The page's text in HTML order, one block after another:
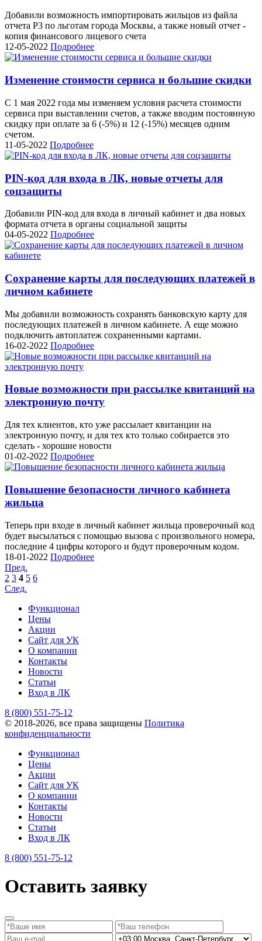
Добавили возможность импортировать жильцов из файла
отчета P3 по льготам города Москвы, а также новый отчет -
копия финансового лицевого счета
12-05-2022 Подробнее
Изменение стоимости сервиса и большие скидки
С 1 мая 2022 года мы изменяем условия расчета стоимости
сервиса при выставлении счетов, а также вводим постоянную
скидку при оплате за 6 (-5%) и 12 (-15%) месяцев одним
счетом.
11-05-2022 Подробнее
PIN-код для входа в ЛК, новые отчеты для
соцзащиты
Добавили PIN-код для входа в личный кабинет и два новых
формата отчета в органы социальной защиты
04-05-2022 Подробнее
Сохранение карты для последующих платежей в
личном кабинете
Мы добавили возможность сохранять банковскую карту для
последующих платежей в личном кабинете. А еще можно
подключить автоплатеж сохраненными картами.
16-02-2022 Подробнее
Новые возможности при рассылке квитанций на
электронную почту
Для тех клиентов, кто уже рассылает квитанции на
электронную почту, и для тех кто только собирается это
сделать - хорошие новости
01-02-2022 Подробнее
Повышение безопасности личного кабинета
жильца
Теперь при входе в личный кабинет жильца проверочный код
будет высылаться с помощью вызова с произвольного номера,
последние 4 цифры которого и будут проверочным кодом.
18-01-2022 Подробнее
Пред.
2 3 4 5 6
След.
Функционал
Цены
Акции
Сайт для УК
О компании
Контакты
Новости
Статьи
Вход в ЛК
8 (800) 551-75-12
© 2018-2026, все права защищены Политика
конфиденциальности
Функционал
Цены
Акции
Сайт для УК
О компании
Контакты
Новости
Статьи
Вход в ЛК
8 (800) 551-75-12
Оставить заявку